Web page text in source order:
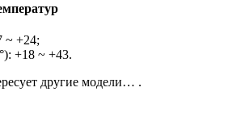
~ +24;
+18 ~ +43.
другие модели… .